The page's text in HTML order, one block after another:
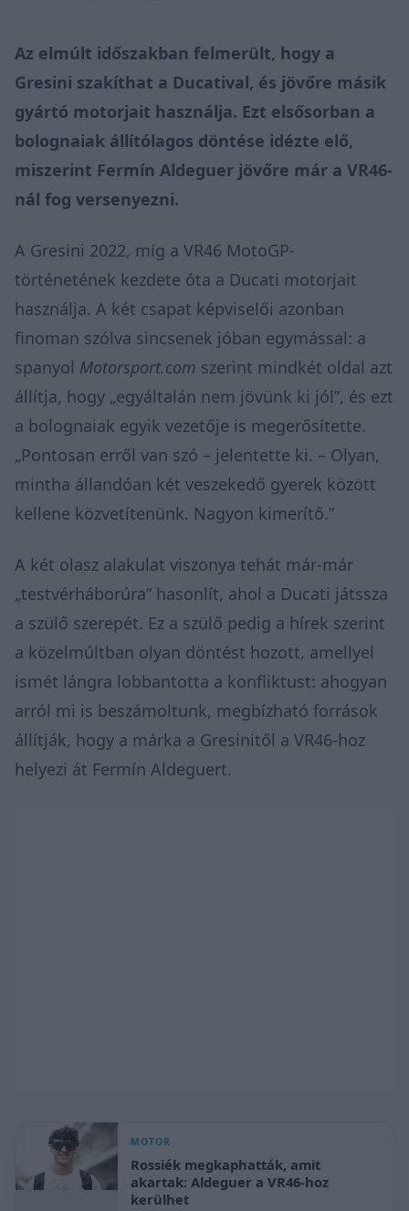
Az elmúlt időszakban felmerült, hogy a
Gresini szakíthat a Ducatival, és jövőre másik
gyártó motorjait használja. Ezt elsősorban a
bolognaiak állítólagos döntése idézte elő,
miszerint Fermín Aldeguer jövőre már a VR46-
nál fog versenyezni.
A Gresini 2022, míg a VR46 MotoGP-
történetének kezdete óta a Ducati motorjait
használja. A két csapat képviselői azonban
finoman szólva sincsenek jóban egymással: a
spanyol Motorsport.com szerint mindkét oldal azt
állítja, hogy „egyáltalán nem jövünk ki jól”, és ezt
a bolognaiak egyik vezetője is megerősítette.
„Pontosan erről van szó – jelentette ki. – Olyan,
mintha állandóan két veszekedő gyerek között
kellene közvetítenünk. Nagyon kimerítő.”
A két olasz alakulat viszonya tehát már-már
„testvérháborúra” hasonlít, ahol a Ducati játssza
a szülő szerepét. Ez a szülő pedig a hírek szerint
a közelmúltban olyan döntést hozott, amellyel
ismét lángra lobbantotta a konfliktust: ahogyan
arról mi is beszámoltunk, megbízható források
állítják, hogy a márka a Gresinitől a VR46-hoz
helyezi át Fermín Aldeguert.
MOTOR
Rossiék megkaphatták, amit
akartak: Aldeguer a VR46-hoz
kerülhet